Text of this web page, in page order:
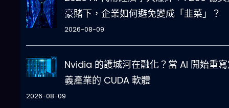
豪賭下，企業如何避免變成「韭菜」？
2026-08-09
Nvidia 的護城河在融化？當 AI 開始重
義產業的 CUDA 軟體
2026-08-09